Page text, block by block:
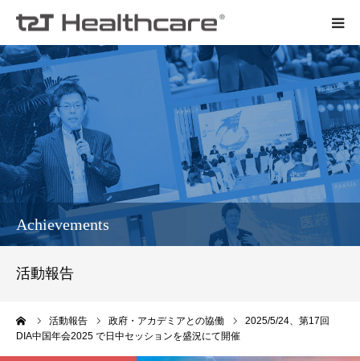
Achievements
活動報告
活動報告 政府・アカデミアとの協働
2025/5/24、第17回
DIA中国年会2025 で日中セッションを盛況にて開催
t2Tについて
会社概要
メンバー紹介
活動報告
ご依頼・お問い合わせ